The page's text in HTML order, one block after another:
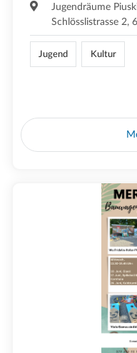
Jugendräume
Schlösslistrasse 2,
Jugend Kultur